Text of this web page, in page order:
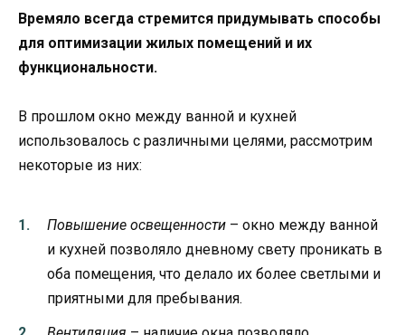
Времяло всегда стремится придумывать способы
для оптимизации жилых помещений и их
функциональности.
В прошлом окно между ванной и кухней
использовалось с различными целями, рассмотрим
некоторые из них:
Повышение освещенности – окно между ванной
и кухней позволяло дневному свету проникать в
оба помещения, что делало их более светлыми и
приятными для пребывания.